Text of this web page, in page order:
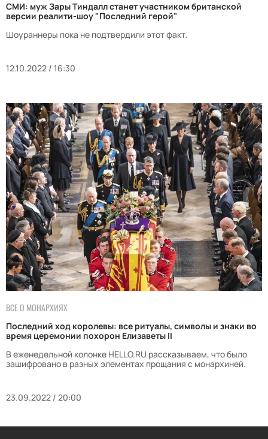
СМИ: муж Зары Тиндалл станет участником британской
версии реалити-шоу "Последний герой"
Шоураннеры пока не подтвердили этот факт.
12.10.2022 / 16:30
ВСЕ О МОНАРХИЯХ
Последний ход королевы: все ритуалы, символы и знаки во
время церемонии похорон Елизаветы II
В еженедельной колонке HELLO.RU рассказываем, что было
зашифровано в разных элементах прощания с монархиней.
23.09.2022 / 20:00